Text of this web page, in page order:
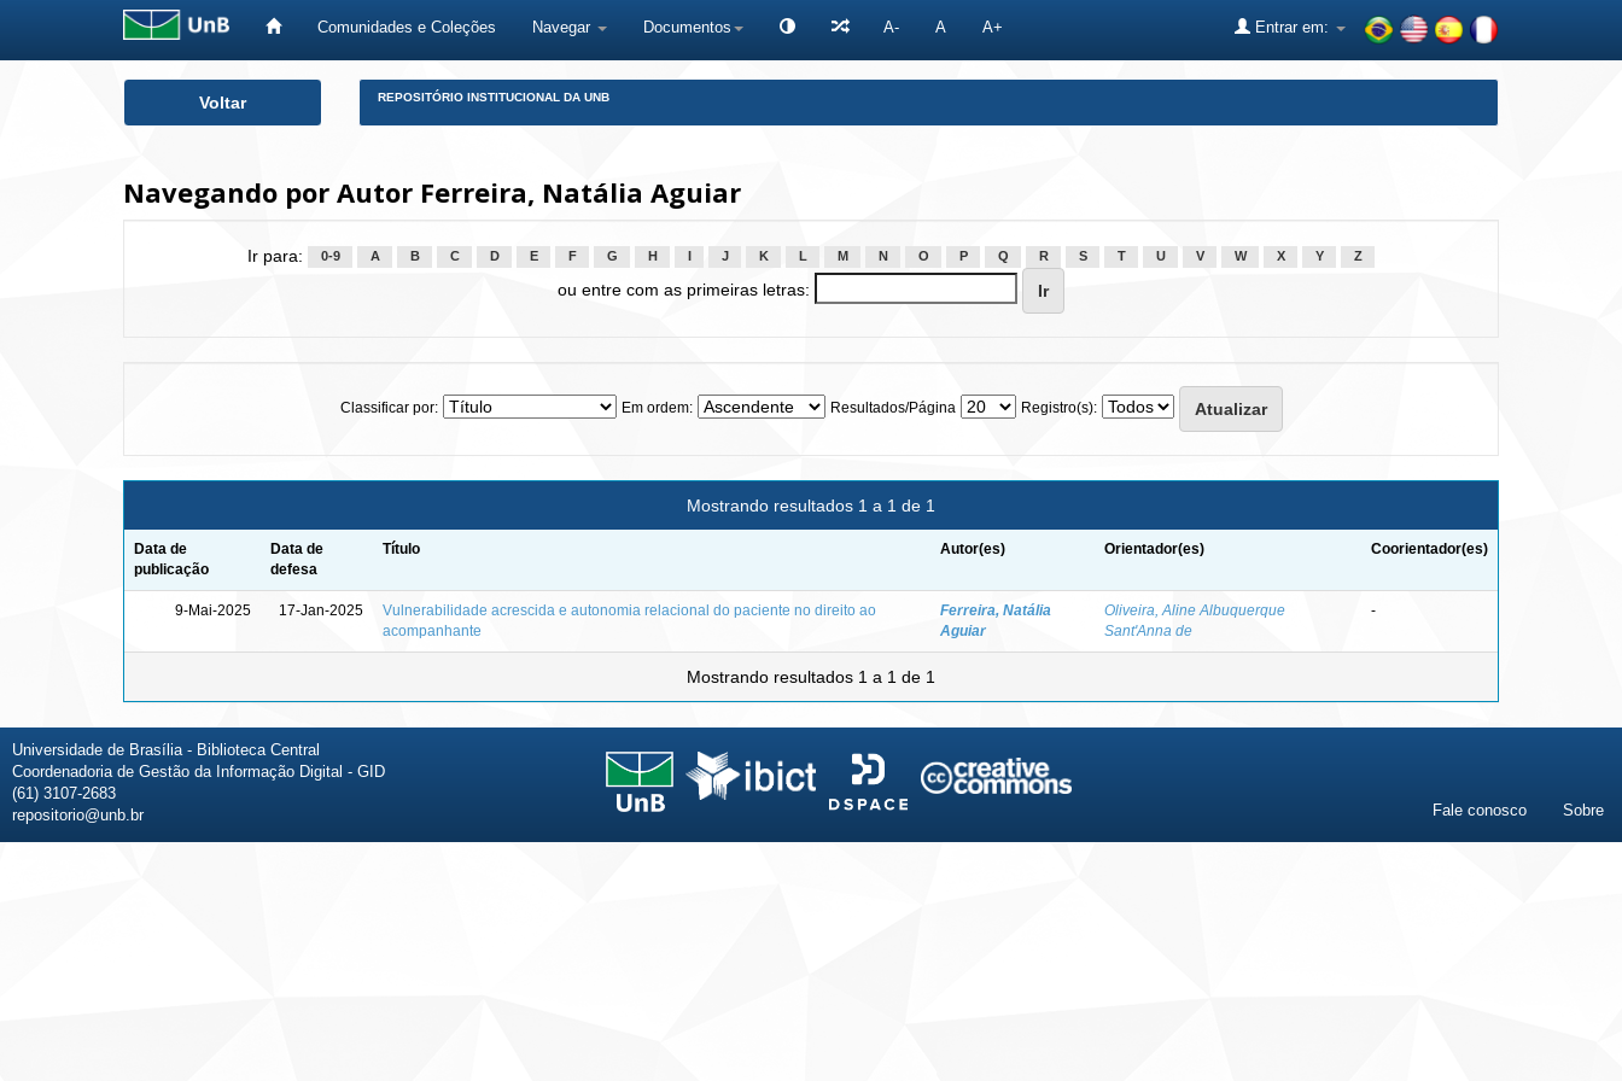
Comunidades e Coleções Navegar Documentos A- A A+ Entrar em:
Voltar REPOSITÓRIO INSTITUCIONAL DA UNB
Navegando por Autor Ferreira, Natália Aguiar
Ir para: 0-9 A B C D E F G H J K L M N O P Q R S T U V W X Y Z
ou entre com as primeiras letras:
Classificar por: Em ordem: Resultados/Página Registro(s):
Mostrando resultados 1 a 1 de 1
Data de
publicação
Data de
defesa
Título Autor(es) Orientador(es) Coorientador(es)
9-Mai-2025 17-Jan-2025
Vulnerabilidade acrescida e autonomia relacional do paciente no direito ao
acompanhante
Ferreira, Natália
Aguiar
Oliveira, Aline Albuquerque
Sant'Anna de
-
Mostrando resultados 1 a 1 de 1
Universidade de Brasília - Biblioteca Central
Coordenadoria de Gestão da Informação Digital - GID
(61) 3107-2683
repositorio@unb.br
Fale conosco Sobre